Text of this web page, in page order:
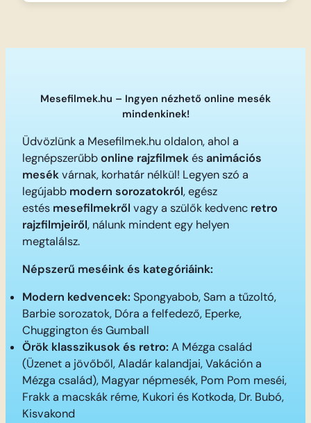
Mesefilmek.hu – Ingyen nézhető online mesék
mindenkinek!
Üdvözlünk a Mesefilmek.hu oldalon, ahol a
legnépszerűbbonline rajzfilmekésanimációs
mesékvárnak, korhatár nélkül! Legyen szó a
legújabb modern sorozatokról, egész
estés mesefilmekről vagy a szülők kedvenc retro
rajzfilmjeiről, nálunk mindent egy helyen
megtalálsz.
Népszerű meséink és kategóriáink:
Modern kedvencek: Spongyabob, Sam a tűzoltó,
Barbie sorozatok, Dóra a felfedező, Eperke,
Chuggington és Gumball
Örök klasszikusok és retro: A Mézga család
(Üzenet a jövőből, Aladár kalandjai, Vakáción a
Mézga család), Magyar népmesék, Pom Pom meséi,
Frakk a macskák réme, Kukori és Kotkoda, Dr. Bubó,
Kisvakond